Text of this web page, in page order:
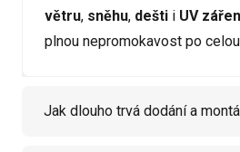
větru, sněhu, dešti i UV
plnou nepromokavost po
Jak dlouho trvá dodání a